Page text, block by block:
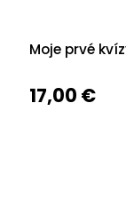
Moje prvé
17,00 €